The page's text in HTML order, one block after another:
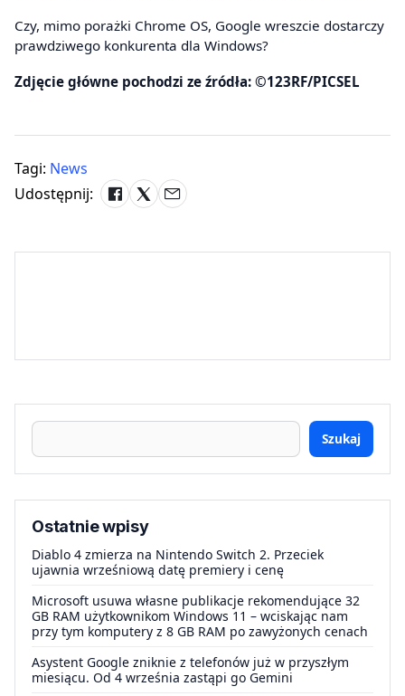
Czy, mimo porażki Chrome OS, Google wreszcie dostarczy
prawdziwego konkurenta dla Windows?
Zdjęcie główne pochodzi ze źródła: ©123RF/PICSEL
Tagi: News
Udostępnij:
Szukaj
Ostatnie wpisy
Diablo 4 zmierza na Nintendo Switch 2. Przeciek
ujawnia wrześniową datę premiery i cenę
Microsoft usuwa własne publikacje rekomendujące 32
GB RAM użytkownikom Windows 11 – wciskając nam
przy tym komputery z 8 GB RAM po zawyżonych cenach
Asystent Google zniknie z telefonów już w przyszłym
miesiącu. Od 4 września zastąpi go Gemini